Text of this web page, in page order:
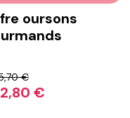
oursons
€
€